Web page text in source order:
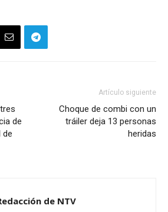
de
de
Artículo siguiente
Choque de combi con un
tráiler deja 13 personas
heridas
de NTV